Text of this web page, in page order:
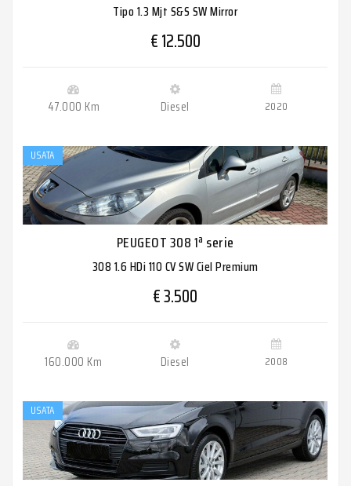
Tipo 1.3 Mjt S&S SW Mirror
€ 12.500
47.000 Km Diesel 2020
USATA
PEUGEOT 308 1ª serie
308 1.6 HDi 110 CV SW Ciel Premium
€ 3.500
160.000 Km Diesel 2008
USATA